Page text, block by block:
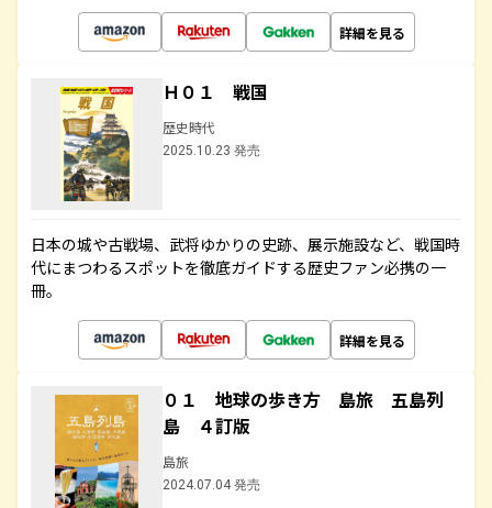
詳細を見る
Ｈ０１ 戦国
歴史時代
2025.10.23 発売
日本の城や古戦場、武将ゆかりの史跡、展示施設など、戦国時
代にまつわるスポットを徹底ガイドする歴史ファン必携の一
冊。
詳細を見る
０１ 地球の歩き方 島旅 五島列
島 ４訂版
島旅
2024.07.04 発売